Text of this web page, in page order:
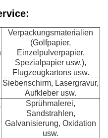
Verpackungsmaterialien
(Golfpapier,
Einzelpulverpapier,
Spezialpapier usw.),
Flugzeugkartons usw.
Siebenschirm, Lasergravur,
Aufkleber usw.
Sprühmalerei,
Sandstrahlen,
Galvanisierung, Oxidation
usw.